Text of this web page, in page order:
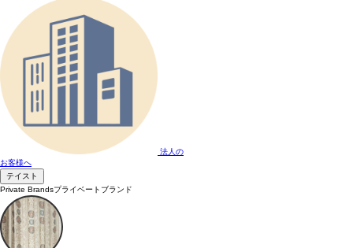
法人の
お客様へ
テイスト
Private Brandsプライベートブランド